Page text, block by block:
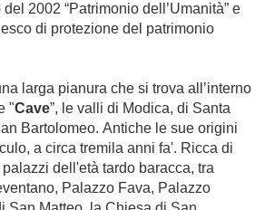
2002 “Patrimonio dell’Umanità” e
di protezione del patrimonio
larga pianura che si trova all’interno
"Cave”, le valli di Modica, di Santa
Bartolomeo. Antiche le sue origini
a circa tremila anni fa'. Ricca di
dell'età tardo baracca, tra
Palazzo Fava, Palazzo